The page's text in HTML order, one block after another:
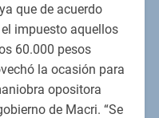
que de acuerdo
impuesto aquellos
60.000 pesos
la ocasión para
opositora
de Macri. “Se